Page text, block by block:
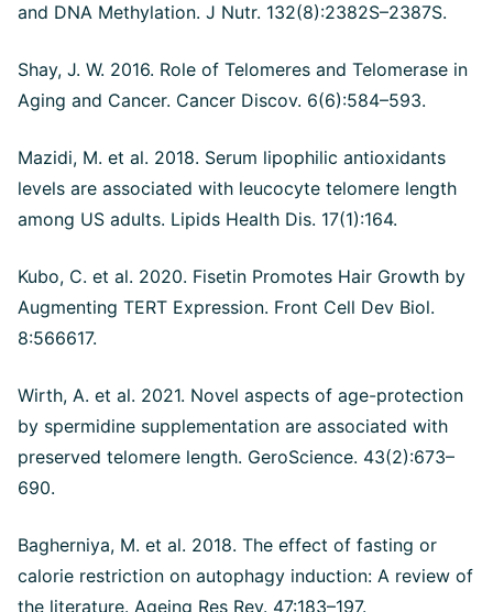
and DNA Methylation. J Nutr. 132(8):2382S–2387S.
Shay, J. W. 2016. Role of Telomeres and Telomerase in
Aging and Cancer. Cancer Discov. 6(6):584–593.
Mazidi, M. et al. 2018. Serum lipophilic antioxidants
levels are associated with leucocyte telomere length
among US adults. Lipids Health Dis. 17(1):164.
Kubo, C. et al. 2020. Fisetin Promotes Hair Growth by
Augmenting TERT Expression. Front Cell Dev Biol.
8:566617.
Wirth, A. et al. 2021. Novel aspects of age-protection
by spermidine supplementation are associated with
preserved telomere length. GeroScience. 43(2):673–
690.
Bagherniya, M. et al. 2018. The effect of fasting or
calorie restriction on autophagy induction: A review of
the literature. Ageing Res Rev. 47:183–197.